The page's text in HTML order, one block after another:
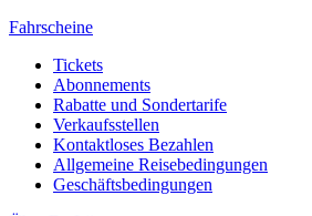
Fahrscheine
Tickets
Abonnements
Rabatte und Sondertarife
Verkaufsstellen
Kontaktloses Bezahlen
Allgemeine Reisebedingungen
Geschäftsbedingungen